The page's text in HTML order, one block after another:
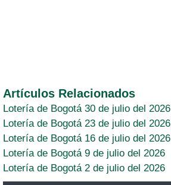
Artículos Relacionados
Lotería de Bogotá 30 de julio del 2026
Lotería de Bogotá 23 de julio del 2026
Lotería de Bogotá 16 de julio del 2026
Lotería de Bogotá 9 de julio del 2026
Lotería de Bogotá 2 de julio del 2026